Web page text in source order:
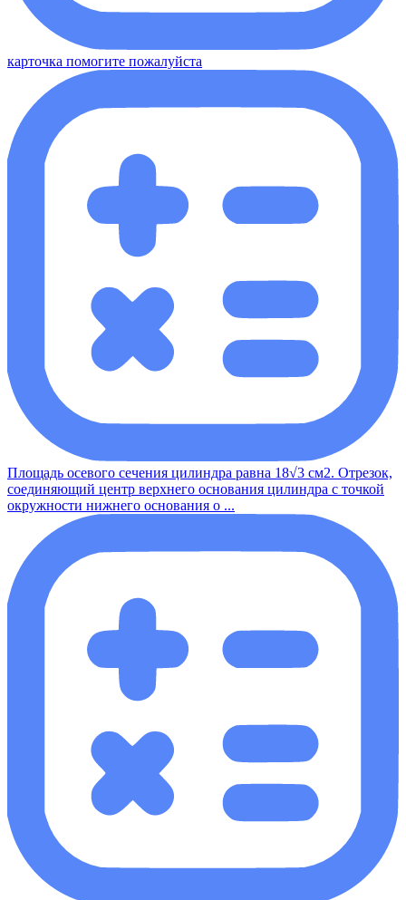
карточка помогите пожалуйста
Площадь осевого сечения цилиндра равна 18√3 см2. Отрезок,
соединяющий центр верхнего основания цилиндра с точкой
окружности нижнего основания о ...